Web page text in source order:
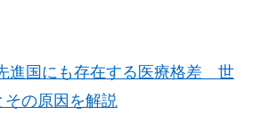
進国にも存在する医療格差 世
の原因を解説